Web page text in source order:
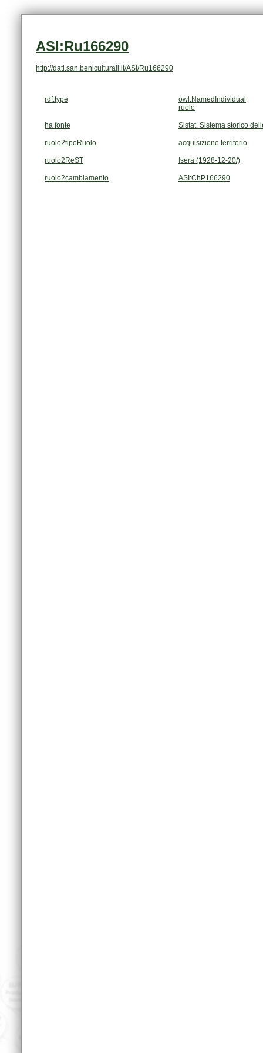
ASI:Ru166290
http://dati.san.beniculturali.it/ASI/Ru166290
rdf:type
owl:NamedIndividual
ruolo
ha fonte Sistat. Sistema storico
ruolo2tipoRuolo acquisizione territorio
ruolo2ReST Isera (1928-12-20/)
ruolo2cambiamento ASI:ChP166290